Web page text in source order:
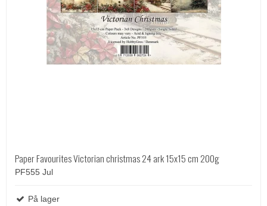
Paper Favourites Victorian christmas 24 ark 15x15 cm 200g
PF555 Jul
På lager